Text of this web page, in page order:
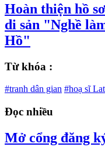
Hoàn thiện hồ
di sản "Nghề
Hồ"
Từ khóa :
#tranh dân gian #hoạ sĩ
Đọc nhiều
Mở cổng đăng